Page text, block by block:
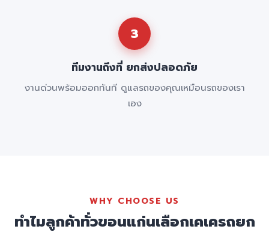
3
ทีมงานถึงที่ ยกส่งปลอดภัย
งานด่วนพร้อมออกทันที ดูแลรถของคุณเหมือนรถของเรา
เอง
WHY CHOOSE US
ทำไมลูกค้าทั่วขอนแก่นเลือกเคเครถยก